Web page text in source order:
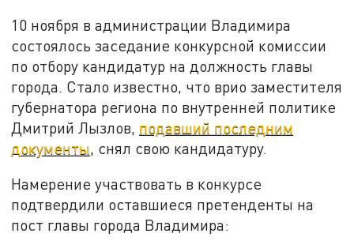
10 ноября в администрации Владимира
состоялось заседание конкурсной комиссии
по отбору кандидатур на должность главы
города. Стало известно, что врио заместителя
губернатора региона по внутренней политике
Дмитрий Лызлов, подавший последним
документы, снял свою кандидатуру.
Намерение участвовать в конкурсе
подтвердили оставшиеся претенденты на
пост главы города Владимира: